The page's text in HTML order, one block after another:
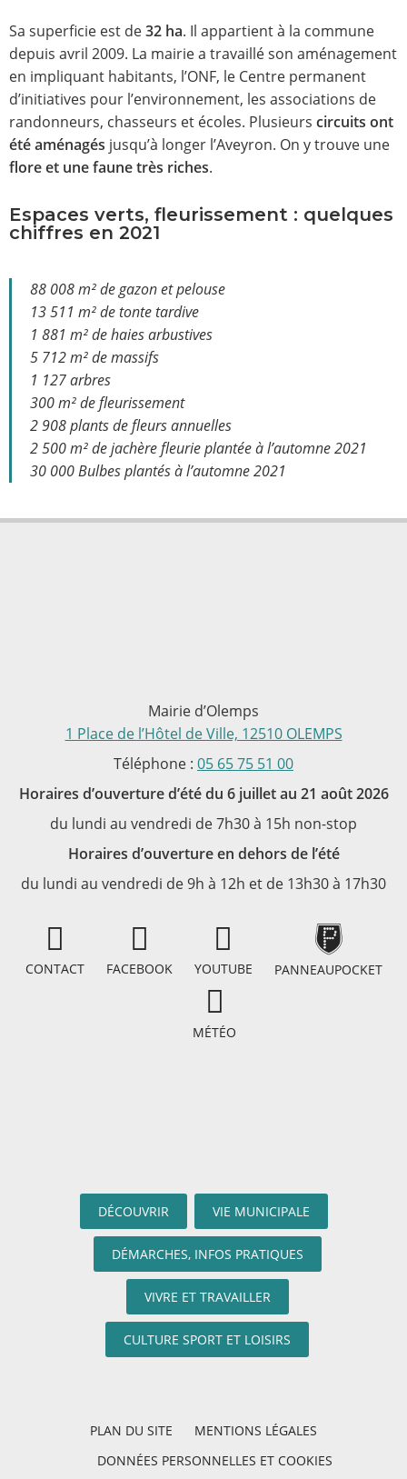
Sa superficie est de32 ha. Il appartient à la commune
depuis avril 2009. La mairie a travaillé son aménagement
en impliquant habitants, l’ONF, le Centre permanent
d’initiatives pour l’environnement, les associations de
randonneurs, chasseurs et écoles. Plusieurs circuits ont
été aménagés jusqu’à longer l’Aveyron. On y trouve une
flore et une faune très riches.
Espaces verts, fleurissement : quelques
chiffres en 2021
88 008 m² de gazon et pelouse
13 511 m² de tonte tardive
1 881 m² de haies arbustives
5 712 m² de massifs
1 127 arbres
300 m² de fleurissement
2 908 plants de fleurs annuelles
2 500 m² de jachère fleurie plantée à l’automne 2021
30 000 Bulbes plantés à l’automne 2021
Mairie d’Olemps
1 Place de l’Hôtel de Ville, 12510 OLEMPS
Téléphone : 05 65 75 51 00
Horaires d’ouverture d’été du 6 juillet au 21 août 2026
du lundi au vendredi de 7h30 à 15h non-stop
Horaires d’ouverture en dehors de l’été
du lundi au vendredi de 9h à 12h et de 13h30 à 17h30
CONTACT FACEBOOK YOUTUBE PANNEAUPOCKET
MÉTÉO
DÉCOUVRIR VIE MUNICIPALE
DÉMARCHES, INFOS PRATIQUES
VIVRE ET TRAVAILLER
CULTURE SPORT ET LOISIRS
PLAN DU SITE
MENTIONS LÉGALES
DONNÉES PERSONNELLES ET COOKIES